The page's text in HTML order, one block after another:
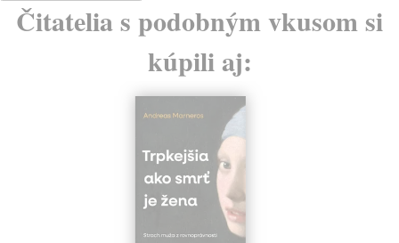
Čitatelia s podobným vkusom si
kúpili aj: